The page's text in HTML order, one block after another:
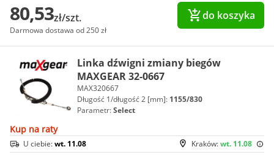
80,53zł/szt.
Darmowa dostawa od 250 zł
do koszyka
Linka dźwigni zmiany biegów
MAXGEAR 32-0667
MAX320667
Długość 1/długość 2 [mm]: 1155/830
Parametr:Select
Kup na raty
Kraków:wt. 11.08
U ciebie:wt. 11.08